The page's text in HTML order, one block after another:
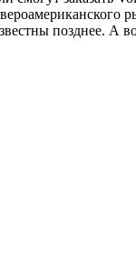
позднее. А